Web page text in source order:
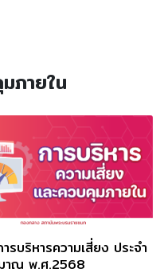
ภายใน
รบริหารความเสี่ยง ประจำ
าณ พ.ศ.2568